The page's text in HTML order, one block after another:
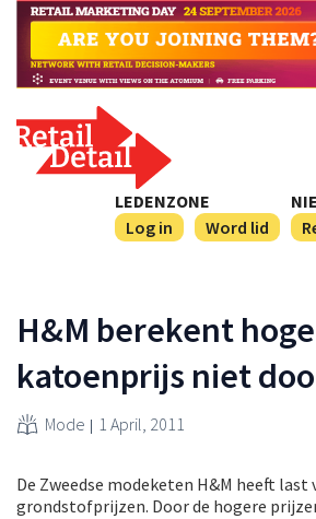
LEDENZONE
Log in
Word lid
H&M berekent
katoenprijs niet
Mode 1 April, 2011
De Zweedse modeketen H&M heeft last
grondstofprijzen. Door de hogere